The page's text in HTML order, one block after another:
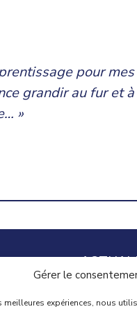
Gérer le
meilleures expériences, nous
pour
grandir au fur et à
»
Mag du